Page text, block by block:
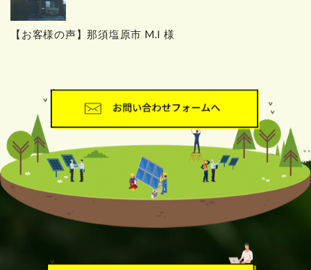
【お客様の声】那須塩原市 M.I 様